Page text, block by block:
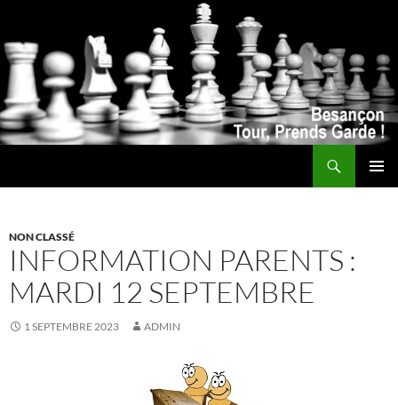
NON CLASSÉ
INFORMATION PARENTS :
MARDI 12 SEPTEMBRE
1 SEPTEMBRE 2023 ADMIN